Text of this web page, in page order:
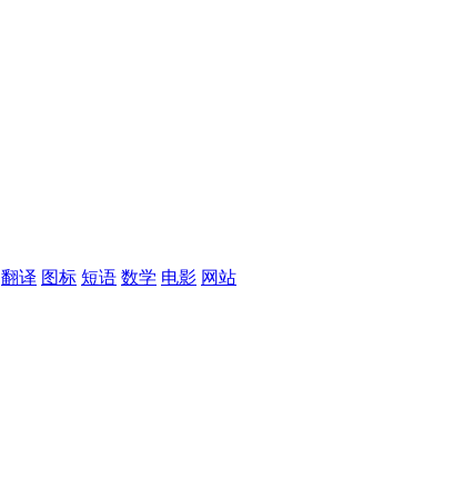
翻译 图标 短语 数学 电影 网站